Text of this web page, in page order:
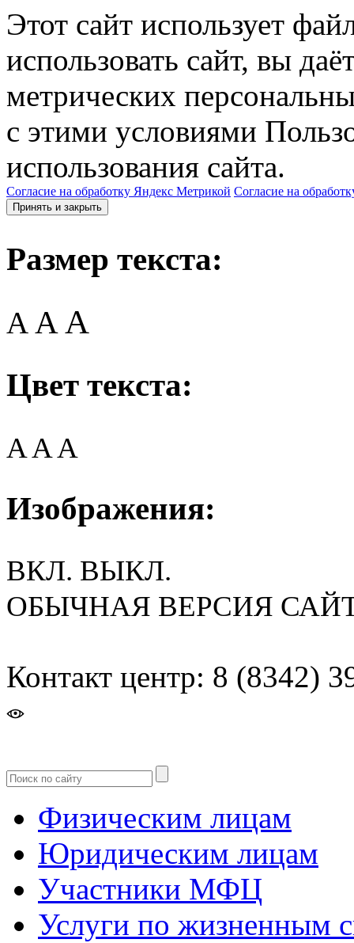
Этот сайт использует
использовать сайт, вы
метрических
с этими условиями
использования сайта.
Согласие на обработку Яндекс Метрикой Согласие на
Принять и закрыть
Размер текста:
A AA
Цвет текста:
AAA
Изображения:
ВКЛ. ВЫКЛ.
ОБЫЧНАЯ ВЕРСИЯ
Контакт центр: 8 (8342)
Физическим лицам
Юридическим лицам
Участники МФЦ
Услуги по жизненным